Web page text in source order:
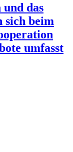
das
beim
umfasst